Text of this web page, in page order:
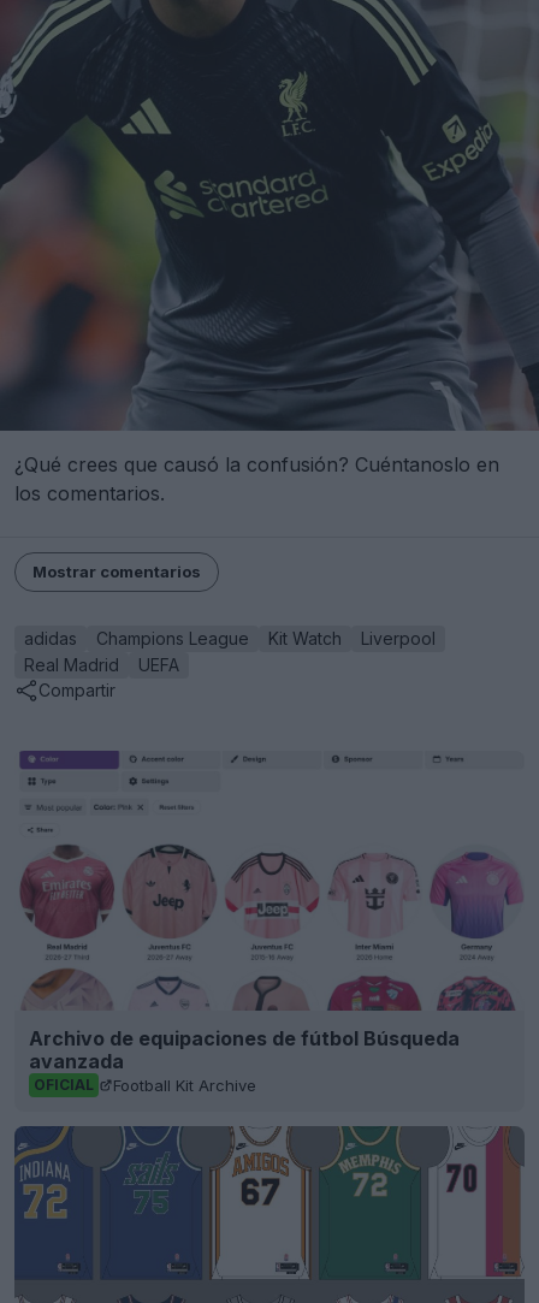
¿Qué crees que causó la confusión? Cuéntanoslo en
los comentarios.
Mostrar comentarios
adidas Champions League Kit Watch
Liverpool
Real Madrid
UEFA
Compartir
Archivo de equipaciones de fútbol Búsqueda
avanzada
OFICIAL Football Kit Archive